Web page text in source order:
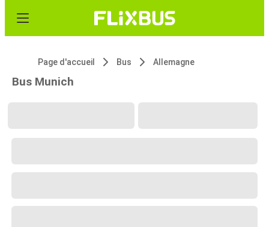
Page d'accueil Bus Allemagne
Bus Munich